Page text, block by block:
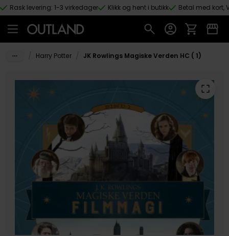
Hopp til hovedinnhold
Rask levering: 1-3 virkedager Klikk og hent i butikk Betal med kort,
Harry Potter JK Rowlings Magiske Verden HC ( 1)